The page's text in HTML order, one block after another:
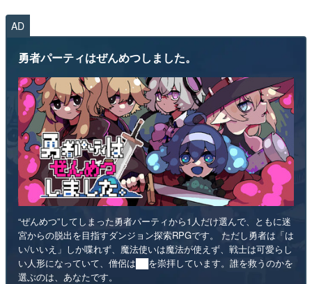
AD
勇者パーティはぜんめつしました。
“ぜんめつ”してしまった勇者パーティから1人だけ選んで、ともに迷
宮からの脱出を目指すダンジョン探索RPGです。 ただし勇者は「は
い/いいえ」しか喋れず、魔法使いは魔法が使えず、戦士は可愛らし
い人形になっていて、僧侶は██を崇拝しています。誰を救うのかを
選ぶのは、あなたです。